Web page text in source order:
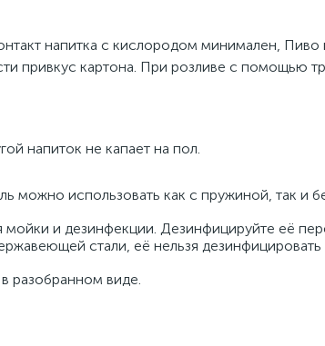
напитка с кислородом минимален, Пиво
привкус картона. При розливе с помощью
напиток не капает на пол.
можно использовать как с пружиной, так и
мойки и дезинфекции. Дезинфицируйте её
стали, её нельзя
разобранном виде.